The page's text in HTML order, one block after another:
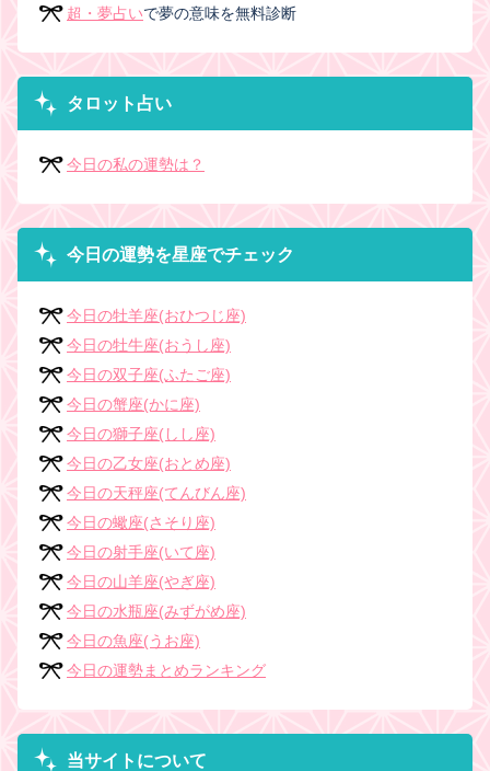
超・夢占いで夢の意味を無料診断
タロット占い
今日の私の運勢は？
今日の運勢を星座でチェック
今日の牡羊座(おひつじ座)
今日の牡牛座(おうし座)
今日の双子座(ふたご座)
今日の蟹座(かに座)
今日の獅子座(しし座)
今日の乙女座(おとめ座)
今日の天秤座(てんびん座)
今日の蠍座(さそり座)
今日の射手座(いて座)
今日の山羊座(やぎ座)
今日の水瓶座(みずがめ座)
今日の魚座(うお座)
今日の運勢まとめランキング
当サイトについて